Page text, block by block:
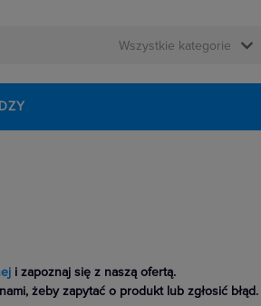

i zapoznaj się z naszą ofertą.
żeby zapytać o produkt lub zgłosić błąd.